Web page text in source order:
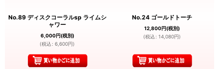
No.89 ディスクコーラルsp ライムシ
ャワー
6,000円(税別)
(税込 : 6,600円)
No.24 ゴールドトーチ
12,800円(税別)
(税込 : 14,080円)